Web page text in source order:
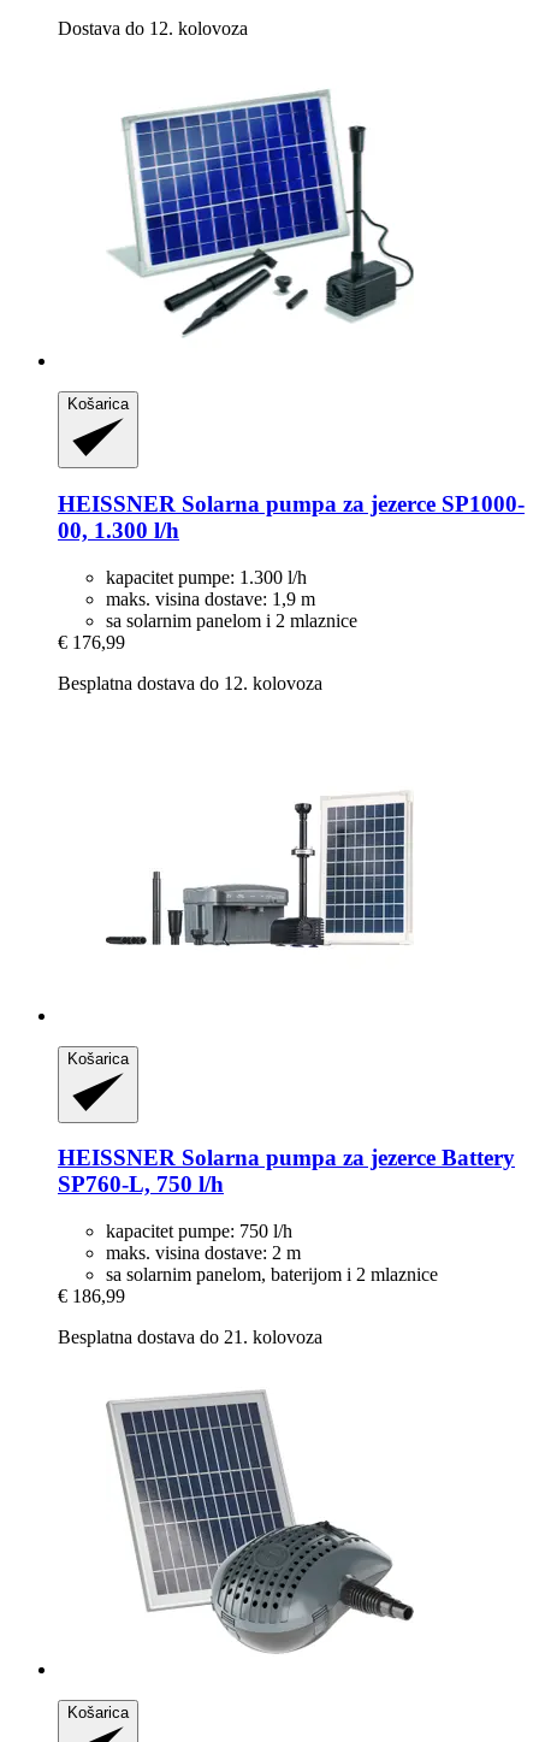
Dostava do 12. kolovoza
Košarica
HEISSNER Solarna pumpa za jezerce SP1000-​
00, 1.300 l/h
kapacitet pumpe: 1.300 l/h
maks. visina dostave: 1,9 m
sa solarnim panelom i 2 mlaznice
€ 176,99
Besplatna dostava do 12. kolovoza
Košarica
HEISSNER Solarna pumpa za jezerce Battery
SP760-​L, 750 l/h
kapacitet pumpe: 750 l/h
maks. visina dostave: 2 m
sa solarnim panelom, baterijom i 2 mlaznice
€ 186,99
Besplatna dostava do 21. kolovoza
Košarica